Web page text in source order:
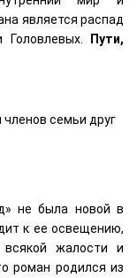
является распад
Пути,
членов семьи друг
не была новой в
к ее освещению,
всякой жалости и
роман родился из